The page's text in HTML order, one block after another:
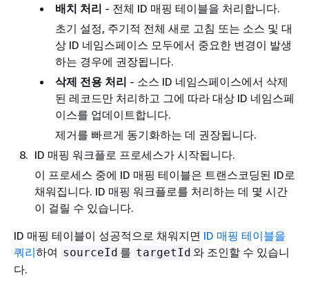
배치 처리 - 전체 ID 매핑 테이블을 처리합니다.
초기 설정, 주기적 전체 새로 고침 또는 소스 및 대
상 ID 네임스페이스 모두에서 중요한 변경이 발생
하는 경우에 권장됩니다.
삭제 전용 처리 - 소스 ID 네임스페이스에서 삭제
된 레코드만 처리하고 그에 따라 대상 ID 네임스페
이스를 업데이트합니다.
제거를 빠르게 동기화하는 데 권장됩니다.
ID 매핑 워크플로 프로세스가 시작됩니다.
이 프로세스 중에 ID 매핑 테이블은 트랜스코딩된 ID로
채워집니다. ID 매핑 워크플로를 처리하는 데 몇 시간
이 걸릴 수 있습니다.
ID 매핑 테이블이 성공적으로 채워지면 ID 매핑 테이블을
쿼리하여 sourceId 를 targetId 와 조인할 수 있습니
다.